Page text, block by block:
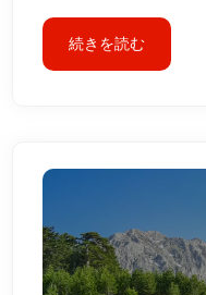
続きを読む